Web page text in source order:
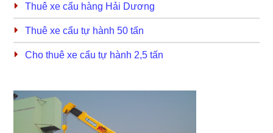
Thuê xe cẩu hàng Hải Dương
Thuê xe cẩu tự hành 50 tấn
Cho thuê xe cẩu tự hành 2,5 tấn